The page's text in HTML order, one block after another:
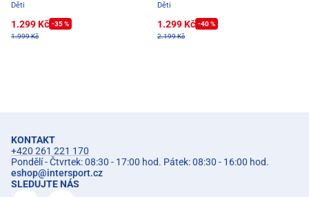
Děti
1.299 Kč -35 %
1.999 Kč
Děti
1.299 Kč -40 %
2.199 Kč
KONTAKT
+420 261 221 170
Pondělí - Čtvrtek: 08:30 - 17:00 hod. Pátek: 08:30 - 16:00 hod.
eshop@intersport.cz
SLEDUJTE NÁS